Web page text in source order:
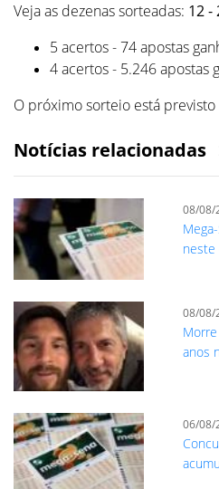
Veja as dezenas sorteadas: 12 -
5 acertos - 74 apostas
4 acertos - 5.246 apostas
O próximo sorteio está previsto
Notícias relacionadas
08/08/
neste
08/08/
anos
06/08/